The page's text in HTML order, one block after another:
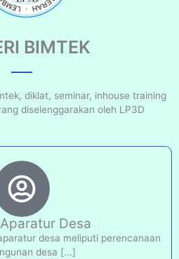
BIMTEK
diklat, seminar, inhouse training
diselenggarakan oleh LP3D
Desa
desa meliputi perencanaan
desa [...]